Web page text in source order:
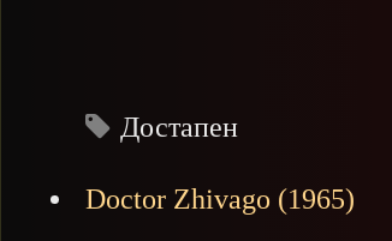
Достапен
Doctor Zhivago (1965)